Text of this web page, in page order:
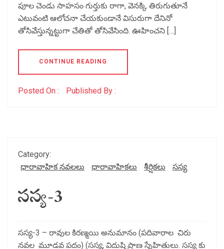
పూల చెండు సాహసం గుర్తుకు రాగా, వెనక్కి తిరుగుతూనే
ఎటువంటి ఆలోచనా చేయకుండానే విసురుగా దేనినో
తోసివేస్తున్నట్టుగా చేతితో తోసివేసింది. ఊహించని […]
CONTINUE READING
Posted On : Published By :
Category:
ధారావాహిక నవలలు
ధారావాహికలు శీర్షికలు సస్య
సస్య-3
సస్య-3 – రావుల కిరణ్మయి అనుమానం (పదివారాల చిరు
నవల మూడవ పదం) (సస్య, విదుషి ప్రాణ స్నేహితులు. సస్య కు